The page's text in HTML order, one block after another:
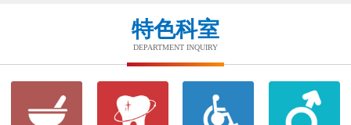
特色科室
DEPARTMENT INQUIRY